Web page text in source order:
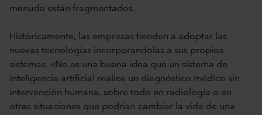
menudo están fragmentados.
Históricamente, las empresas tienden a adoptar las
nuevas tecnologías incorporándolas a sus propios
sistemas. «No es una buena idea que un sistema de
inteligencia artificial realice un diagnóstico médico sin
intervención humana, sobre todo en radiología o en
otras situaciones que podrían cambiar la vida de una